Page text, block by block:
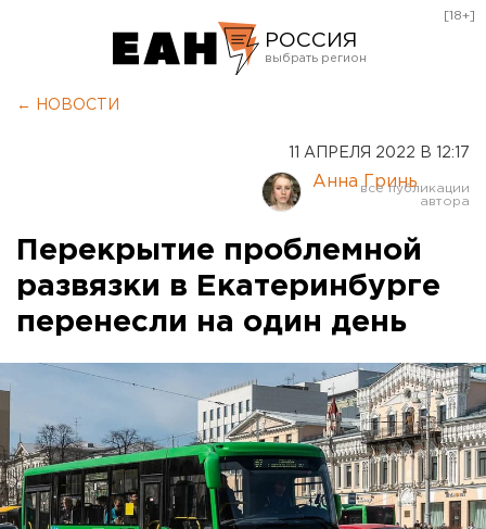
РОССИЯ
Курган
Оренбург
[18+]
← НОВОСТИ
11 АПРЕЛЯ 2022 В 12:17
Анна Гринь
Перекрытие проблемной
развязки в Екатеринбурге
перенесли на один день